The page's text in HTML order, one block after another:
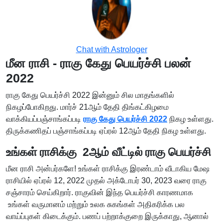
Chat with Astrologer
மீன ராசி - ராகு கேது பெயர்ச்சி பலன்
2022
ராகு கேது பெயர்ச்சி 2022 இன்னும் சில மாதங்களில்
நிகழப்போகிறது. மார்ச் 21ஆம் தேதி திங்கட்கிழமை
வாக்கியப்பஞ்சாங்கப்படி ராகு கேது பெயர்ச்சி 2022 நிகழ உள்ளது.
திருக்கணிதப் பஞ்சாங்கப்படி ஏப்ரல் 12ஆம் தேதி நிகழ உள்ளது.
உங்கள் ராசிக்கு 2ஆம் வீட்டில் ராகு பெயர்ச்சி
மீன ராசி அன்பர்களே! உங்கள் ராசிக்கு இரண்டாம் வீடாகிய மேஷ
ராசியில் ஏப்ரல் 12, 2022 முதல் அக்டோபர் 30, 2023 வரை ராகு
சஞ்சாரம் செய்கிறார். ராகுவின் இந்த பெயர்ச்சி காரணமாக
உங்கள் வருமானம் மற்றும் உலக சுகங்கள் அதிகரிக்க பல
வாய்ப்புகள் கிடைக்கும். பணப் பற்றாக்குறை இருக்காது, ஆனால்